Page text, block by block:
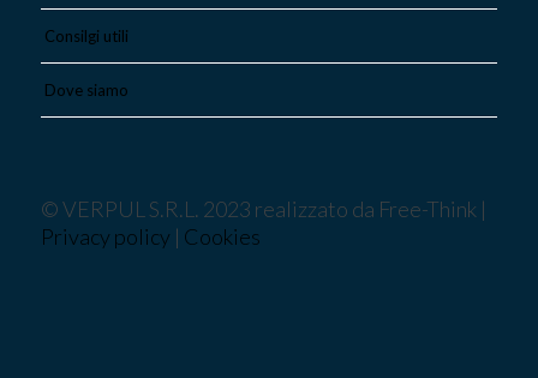
Consilgi utili
Dove siamo
© VERPUL S.R.L. 2023 realizzato da Free-Think |
Privacy policy | Cookies